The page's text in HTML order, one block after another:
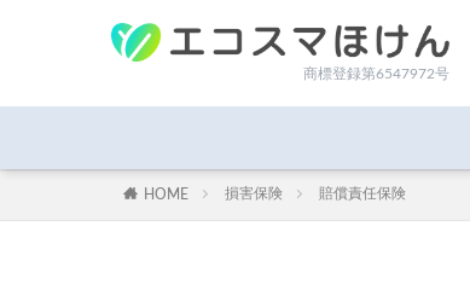
商標登録第6547972号
HOME 損害保険 賠償責任保険